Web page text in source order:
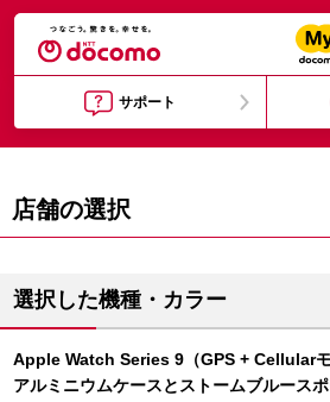
サポート
店舗の選択
選択した機種・カラー
Apple Watch Series 9（GPS + Cellular
アルミニウムケースとストームブルース